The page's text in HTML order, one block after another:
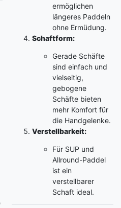
ermöglichen
längeres Paddeln
ohne Ermüdung.
Schaftform:
Gerade Schäfte
sind einfach und
vielseitig,
gebogene
Schäfte bieten
mehr Komfort für
die Handgelenke.
Verstellbarkeit:
Für SUP und
Allround-Paddel
ist ein
verstellbarer
Schaft ideal.